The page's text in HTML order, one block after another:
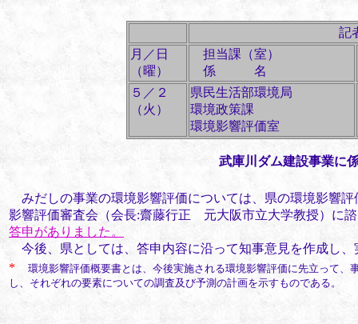
記
月／日
（曜）
担当課（室）
係 名
５／２
（火）
県民生活部環境局
環境政策課
環境影響評価室
武庫川ダム建設事業に
みだしの事業の環境影響評価については、県の環境影響
影響評価審査会（会長:齋藤行正 元大阪市立大学教授）に
答申がありました。
今後、県としては、答申内容に沿って知事意見を作成し
*
環境影響評価概要書とは、今後実施される環境影響評価に先立って
し、それぞれの要素についての調査及び予測の計画を示すものである。